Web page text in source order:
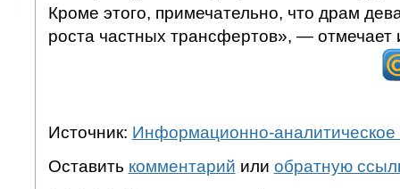
Кроме этого, примечательно, что драм
роста частных трансфертов», — отмечает
Источник: Информационно-аналитическое
Оставить комментарий или обратную